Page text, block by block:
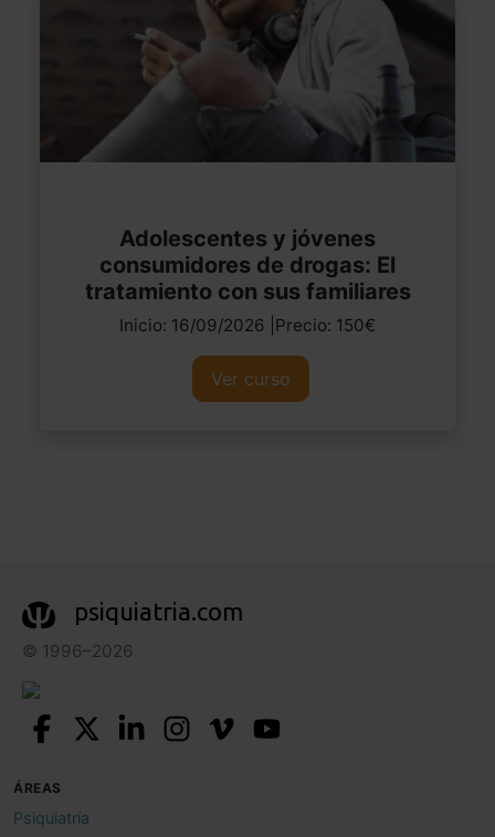
Adolescentes y jóvenes
consumidores de drogas: El
tratamiento con sus familiares
Inicio: 16/09/2026 |Precio: 150€
Ver curso
psiquiatria.com
© 1996–2026
ÁREAS
Psiquiatría